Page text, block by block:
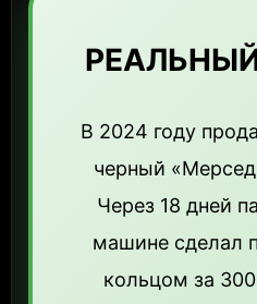
В 2024 году
черный
Через 18 дней
машине сделал
кольцом за